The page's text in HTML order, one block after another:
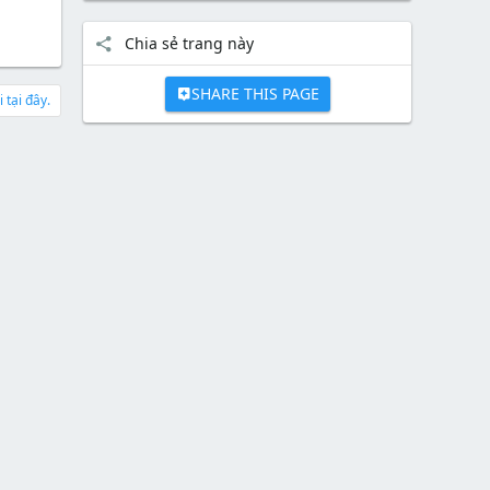
tại đây.
Chia sẻ trang này
SHARE THIS PAGE